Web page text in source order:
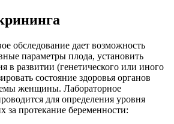
обследование дает возможность
параметры плода, установить
в развитии (генетического или иного
состояние здоровья органов
женщины. Лабораторное
для определения уровня
за протекание беременности: